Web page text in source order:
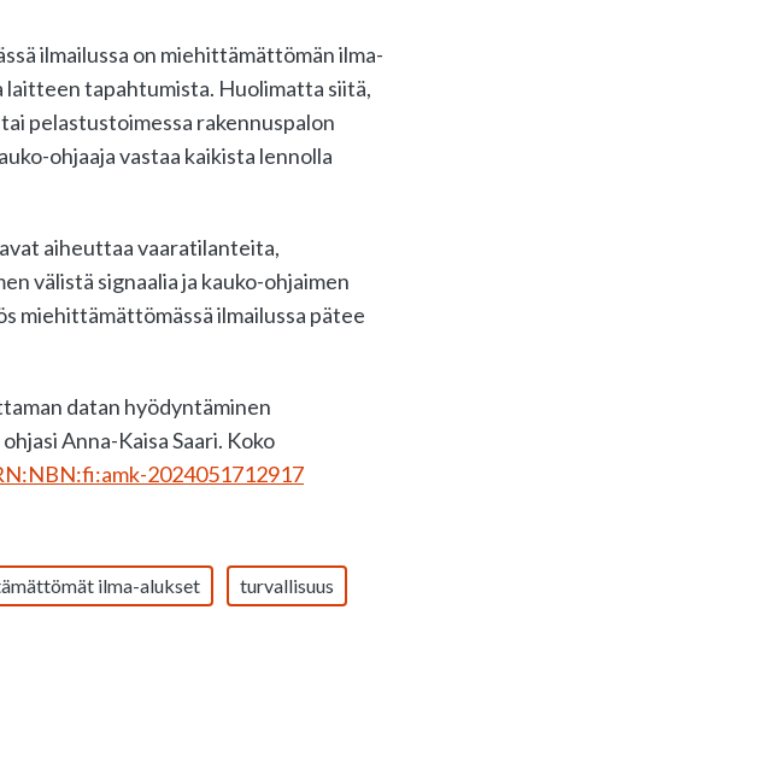
ilmailussa on miehittämättömän ilma-
laitteen tapahtumista. Huolimatta siitä,
pelastustoimessa rakennuspalon
ohjaaja vastaa kaikista lennolla
aiheuttaa vaaratilanteita,
välistä signaalia ja kauko-ohjaimen
miehittämättömässä ilmailussa pätee
datan hyödyntäminen
Anna-Kaisa Saari. Koko
2024051712917
ilma-alukset turvallisuus